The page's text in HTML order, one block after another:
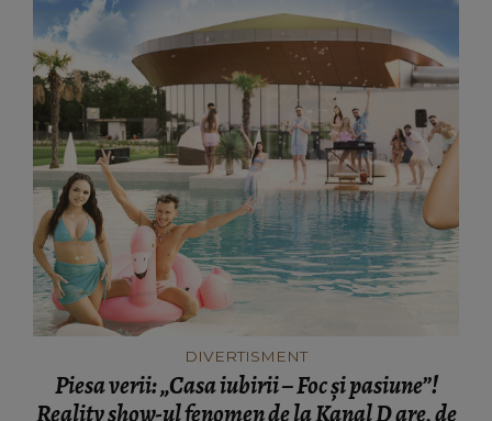
DIVERTISMENT
Piesa verii: „Casa iubirii – Foc și pasiune”!
Reality show-ul fenomen de la Kanal D are, de
astăzi, propria sa melodie